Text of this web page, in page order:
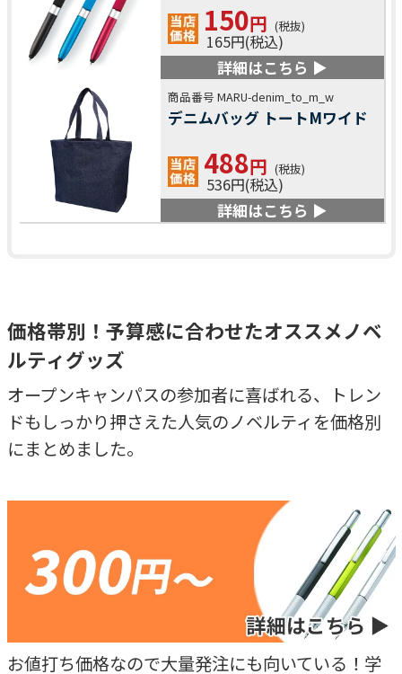
150円 (税抜)
165円(税込)
詳細はこちら ▶
商品番号 MARU-denim_to_m_w
デニムバッグ トートMワイド
488円 (税抜)
536円(税込)
詳細はこちら ▶
価格帯別！予算感に合わせたオススメノベ
ルティグッズ
オープンキャンパスの参加者に喜ばれる、トレン
ドもしっかり押さえた人気のノベルティを価格別
にまとめました。
お値打ち価格なので大量発注にも向いている！学